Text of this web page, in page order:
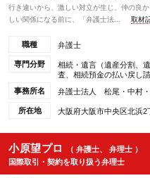
行き違いから、激しい対立が生じ、仲の良
しい関係になる前に、「弁護士法...
取材
職種 弁護士
専門分野
相続・遺言（遺産分割、
査、相続預金の払い戻し請
事務所名
弁護士法人 松尾・中村
所在地 大阪府大阪市中央区北浜
小原望プロ
（ 弁護士、 弁理士 ）
国際取引・契約を取り扱う弁理士